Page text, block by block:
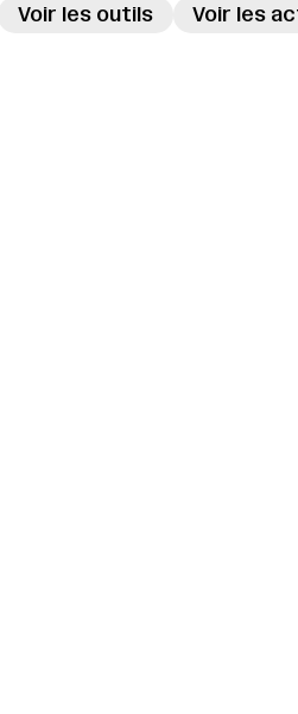
→
Voir les outils Voir les